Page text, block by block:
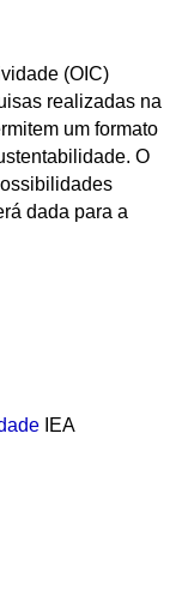
(OIC)
realizadas na
um formato
O
dada para a
IEA